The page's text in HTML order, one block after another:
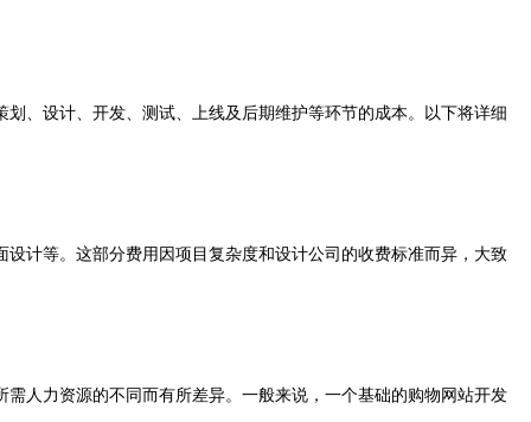
、设计、开发、测试、上线及后期维护等环节的成本。以下将详细
计等。这部分费用因项目复杂度和设计公司的收费标准而异，大致
人力资源的不同而有所差异。一般来说，一个基础的购物网站开发